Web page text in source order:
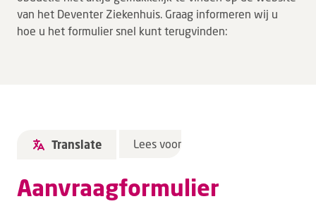
van het Deventer Ziekenhuis. Graag informeren wij u
hoe u het formulier snel kunt terugvinden:
Translate Lees voor
Aanvraagformulier